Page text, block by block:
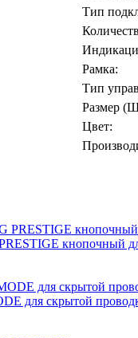
Тип
Рамка:
Тип
Размер
Цвет:
кнопочный
для скрытой